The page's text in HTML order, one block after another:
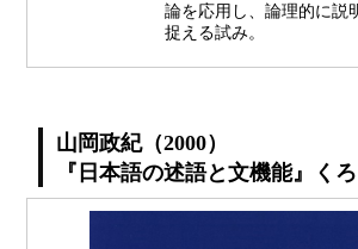
論を応用し、論理的に説
捉える試み。
山岡政紀（2000）
『日本語の述語と文機能』く